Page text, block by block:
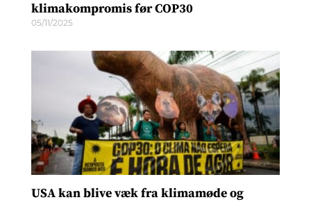
klimakompromis før COP30
05/11/2025
USA kan blive væk fra klimamøde og